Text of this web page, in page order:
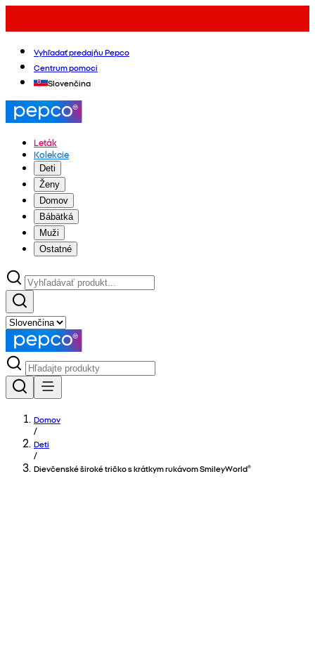
Vyhľadať predajňu Pepco
Centrum pomoci
Slovenčina
Leták
Kolekcie
Deti
Ženy
Domov
Bábätká
Muži
Ostatné
Domov
/
Deti
/
Dievčenské široké tričko s krátkym rukávom SmileyWorld®